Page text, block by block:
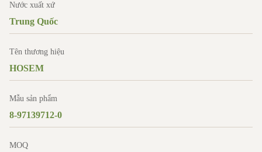
Nước xuất xứ
Trung Quốc
Tên thương hiệu
HOSEM
Mẫu sản phẩm
8-97139712-0
MOQ